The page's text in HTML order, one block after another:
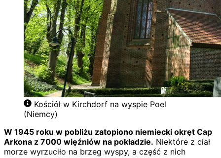
Kościół w Kirchdorf na wyspie Poel
(Niemcy)
W 1945 roku w pobliżu zatopiono niemiecki okręt Cap
Arkona z 7000 więźniów na pokładzie. Niektóre z ciał
morze wyrzuciło na brzeg wyspy, a część z nich